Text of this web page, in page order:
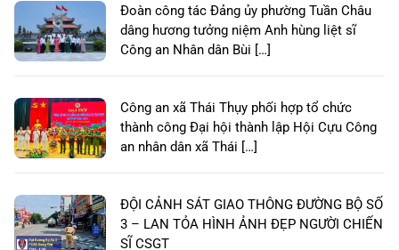
Đoàn công tác Đảng ủy phường Tuần Châu
dâng hương tưởng niệm Anh hùng liệt sĩ
Công an Nhân dân Bùi […]
Công an xã Thái Thụy phối hợp tổ chức
thành công Đại hội thành lập Hội Cựu Công
an nhân dân xã Thái […]
ĐỘI CẢNH SÁT GIAO THÔNG ĐƯỜNG BỘ SỐ
3 – LAN TỎA HÌNH ẢNH ĐẸP NGƯỜI CHIẾN
SĨ CSGT